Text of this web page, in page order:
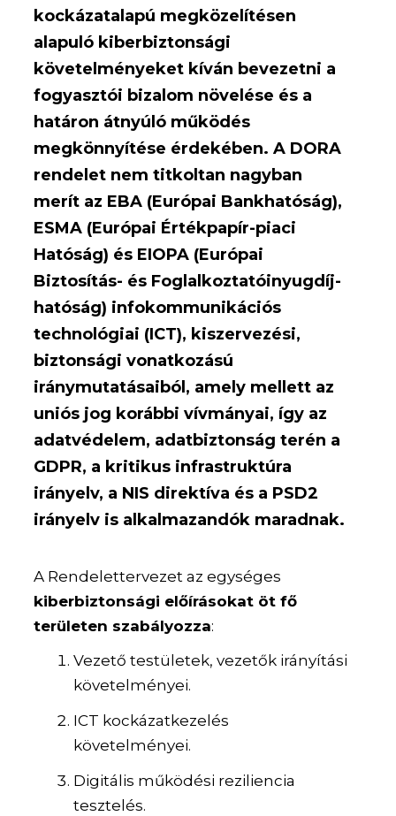
kockázatalapú megközelítésen
alapuló kiberbiztonsági
követelményeket kíván bevezetni a
fogyasztói bizalom növelése és a
határon átnyúló működés
megkönnyítése érdekében. A DORA
rendelet nem titkoltan nagyban
merít az EBA (Európai Bankhatóság),
ESMA (Európai Értékpapír-piaci
Hatóság) és EIOPA (Európai
Biztosítás- és Foglalkoztatóinyugdíj-
hatóság) infokommunikációs
technológiai (ICT), kiszervezési,
biztonsági vonatkozású
iránymutatásaiból, amely mellett az
uniós jog korábbi vívmányai, így az
adatvédelem, adatbiztonság terén a
GDPR, a kritikus infrastruktúra
irányelv, a NIS direktíva és a PSD2
irányelv is alkalmazandók maradnak.
A Rendelettervezet az egységes
kiberbiztonsági előírásokat öt fő
területen szabályozza:
Vezető testületek, vezetők irányítási
követelményei.
ICT kockázatkezelés
követelményei.
Digitális működési reziliencia
tesztelés.